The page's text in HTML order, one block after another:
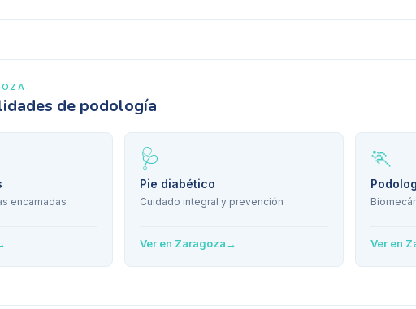
de podología
encarnadas
🩺
Pie diabético
Cuidado integral y prevención
Ver en Zaragoza→
🏃
Ver en